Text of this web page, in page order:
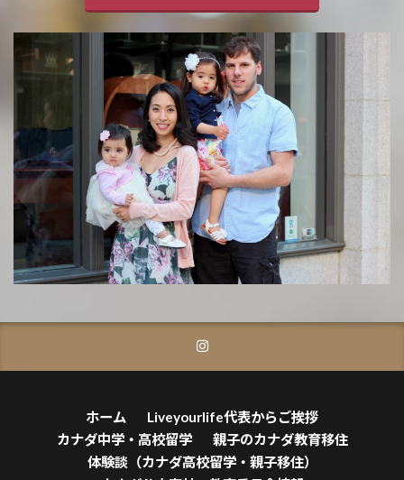
ホーム
Liveyourlife代表からご挨拶
カナダ中学・高校留学
親子のカナダ教育移住
体験談（カナダ高校留学・親子移住）